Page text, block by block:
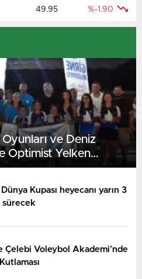
49.95 %-1.90
ve Deniz
Optimist Yelken
Kupası heyecanı yarın 3
sürecek
Çelebi Voleybol Akademi’nde